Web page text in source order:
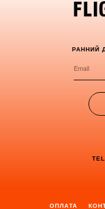
ОПЛАТА
РАННИЙ